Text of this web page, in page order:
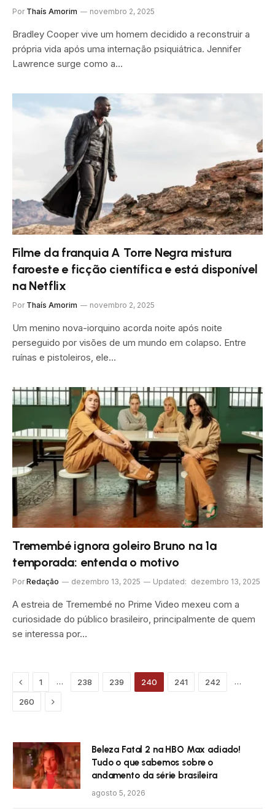
Por Thaís Amorim novembro 2, 2025
Bradley Cooper vive um homem decidido a reconstruir a
própria vida após uma internação psiquiátrica. Jennifer
Lawrence surge como a…
Filme da franquia A Torre Negra mistura
faroeste e ficção científica e está disponível
na Netflix
Por Thaís Amorim novembro 2, 2025
Um menino nova-iorquino acorda noite após noite
perseguido por visões de um mundo em colapso. Entre
ruínas e pistoleiros, ele…
Tremembé ignora goleiro Bruno na 1ª
temporada: entenda o motivo
Por Redação dezembro 13, 2025 Updated: dezembro 13, 2025
A estreia de Tremembé no Prime Video mexeu com a
curiosidade do público brasileiro, principalmente de quem
se interessa por…
Previous
1 … 238 239 240 241 242 …
260 Próximo
Beleza Fatal 2 na HBO Max adiado!
Tudo o que sabemos sobre o
andamento da série brasileira
agosto 5, 2026